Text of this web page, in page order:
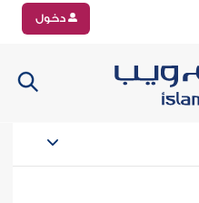
دخول